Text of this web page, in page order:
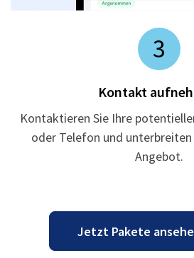
3
Kontakt
Kontaktieren Sie Ihre
oder Telefon und unterbreiten
Angebot.